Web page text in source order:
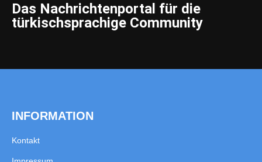
INFORMATION
Kontakt
Das Nachrichtenportal für die
türkischsprachige Community